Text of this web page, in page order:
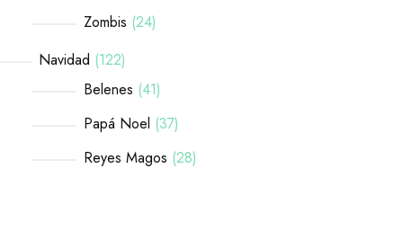
Zombis 24
Navidad 122
Belenes 41
Papá Noel 37
Reyes Magos 28